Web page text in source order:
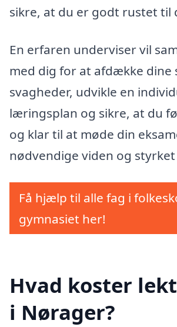
sikre, at du er godt rustet til
En erfaren underviser vil
med dig for at afdække dine
svagheder, udvikle en
læringsplan og sikre, at du
og klar til at møde din
nødvendige viden og
Få hjælp til alle fag i
gymnasiet her!
Hvad koster
i Nørager?